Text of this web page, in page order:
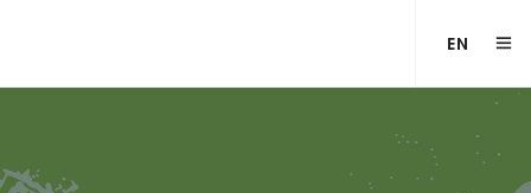
EN